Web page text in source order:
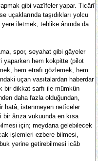
gibi vazîfeler yapar. Ticârî
uçaklarında taşıdıkları yolcu
iletmek, tehlike ânında da
spor, seyahat gibi gâyeler
yaparken hem kokpitte (pilot
hem etrafı gözlemek, hem
uçan vasıtalardan haberdar
bir dikkat sarfı ile mümkün
daha fazla olduğundan,
hatâ, istenmeyen netîceler
ârıza vukuunda en kısa
için; meydana gelebilecek
işlemleri ezbere bilmesi,
yerine getirebilmesi icâb